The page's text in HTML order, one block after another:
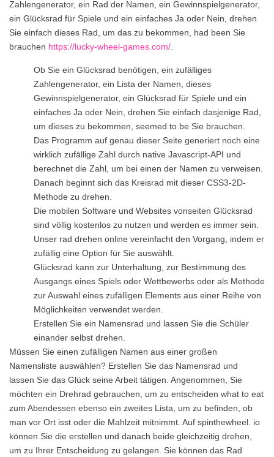
Zahlengenerator, ein Rad der Namen, ein Gewinnspielgenerator,
ein Glücksrad für Spiele und ein einfaches Ja oder Nein, drehen
Sie einfach dieses Rad, um das zu bekommen, had been Sie
brauchen https://lucky-wheel-games.com/
Ob Sie ein Glücksrad benötigen, ein zufälliges
Zahlengenerator, ein Lista der Namen, dieses
Gewinnspielgenerator, ein Glücksrad für Spiele und ein
einfaches Ja oder Nein, drehen Sie einfach dasjenige Rad,
um dieses zu bekommen, seemed to be Sie brauchen.
Das Programm auf genau dieser Seite generiert noch eine
wirklich zufällige Zahl durch native Javascript-API und
berechnet die Zahl, um bei einen der Namen zu verweisen.
Danach beginnt sich das Kreisrad mit dieser CSS3-2D-
Methode zu drehen.
Die mobilen Software und Websites vonseiten Glücksrad
sind völlig kostenlos zu nutzen und werden es immer sein.
Unser rad drehen online vereinfacht den Vorgang, indem er
zufällig eine Option für Sie auswählt.
Glücksrad kann zur Unterhaltung, zur Bestimmung des
Ausgangs eines Spiels oder Wettbewerbs oder als Methode
zur Auswahl eines zufälligen Elements aus einer Reihe von
Möglichkeiten verwendet werden.
Erstellen Sie ein Namensrad und lassen Sie die Schüler
einander selbst drehen.
Müssen Sie einen zufälligen Namen aus einer großen
Namensliste auswählen? Erstellen Sie das Namensrad und
lassen Sie das Glück seine Arbeit tätigen. Angenommen, Sie
möchten ein Drehrad gebrauchen, um zu entscheiden what to eat
zum Abendessen ebenso ein zweites Lista, um zu befinden, ob
man vor Ort isst oder die Mahlzeit mitnimmt. Auf spinthewheel. io
können Sie die erstellen und danach beide gleichzeitig drehen,
um zu Ihrer Entscheidung zu gelangen. Sie können das Rad